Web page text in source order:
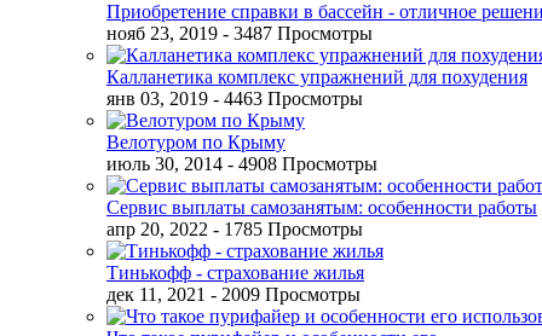
Приобретение справки в бассейн - отличное
нояб 23, 2019 - 3487 Просмотры
Калланетика комплекс упражнений для похудения
янв 03, 2019 - 4463 Просмотры
Велотуром по Крыму
июль 30, 2014 - 4908 Просмотры
Сервис выплаты самозанятым: особенности работы
апр 20, 2022 - 1785 Просмотры
Тинькофф - страхование жилья
дек 11, 2021 - 2009 Просмотры